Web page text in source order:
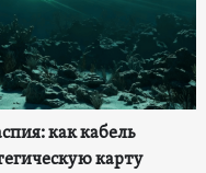
как кабель
карту